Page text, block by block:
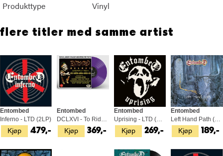
Produkttype
Vinyl
flere titler med samme artist
Kjøp
Entombed
Inferno - LTD (2LP)
479,- Kjøp
Entombed
DCLXVI - To Ride Shoot… - LTD (LP)
369,- Kjøp
Entombed
Uprising - LTD (CD)
269,- Kjøp
Entombed
Left Hand Path (CD)
189,-